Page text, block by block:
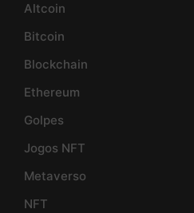
Altcoin
Bitcoin
Blockchain
Ethereum
Golpes
Jogos NFT
Metaverso
NFT